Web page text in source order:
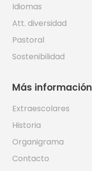
Idiomas
Att. diversidad
Pastoral
Sostenibilidad
Más información
Extraescolares
Historia
Organigrama
Contacto